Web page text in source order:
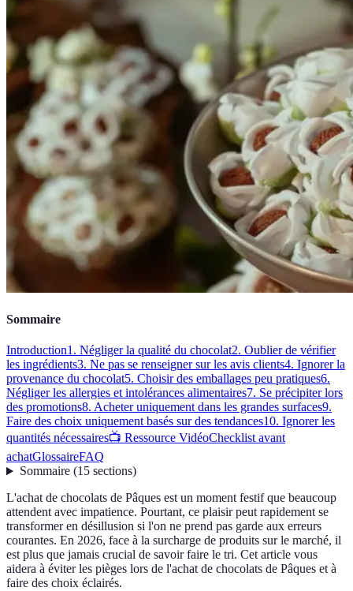
Sommaire
Introduction1. Négliger la qualité du chocolat2. Oublier de vérifier
les ingrédients3. Ne pas se renseigner sur les avis clients4. Ignorer la
provenance du chocolat5. Choisir des emballages peu pratiques6.
Négliger les allergies et intolérances alimentaires7. Se précipiter lors
des promotions8. Acheter uniquement dans les grandes surfaces9.
Faire des choix uniquement basés sur des tendances10. Ignorer les
quantités nécessaires📺 Ressource VidéoChecklist avant
achatGlossaireFAQ
Sommaire(15 sections)
L'achat de chocolats de Pâques est un moment festif que beaucoup
attendent avec impatience. Pourtant, ce plaisir peut rapidement se
transformer en désillusion si l'on ne prend pas garde aux erreurs
courantes. En 2026, face à la surcharge de produits sur le marché, il
est plus que jamais crucial de savoir faire le tri. Cet article vous
aidera à éviter les pièges lors de l'achat de chocolats de Pâques et à
faire des choix éclairés.